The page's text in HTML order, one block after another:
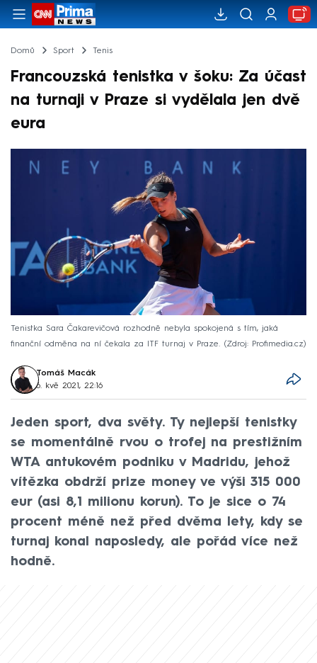
Domů Sport Tenis
Francouzská tenistka v šoku: Za účast
na turnaji v Praze si vydělala jen dvě
eura
Tenistka Sara Čakarevičová rozhodně nebyla spokojená s tím, jaká
finanční odměna na ní čekala za ITF turnaj v Praze.
Zdroj: Profimedia.cz
Tomáš Macák
6. kvě 2021, 22:16
Jeden sport, dva světy. Ty nejlepší tenistky
se momentálně rvou o trofej na prestižním
WTA antukovém podniku v Madridu, jehož
vítězka obdrží prize money ve výši 315 000
eur (asi 8,1 milionu korun). To je sice o 74
procent méně než před dvěma lety, kdy se
turnaj konal naposledy, ale pořád více než
hodně.